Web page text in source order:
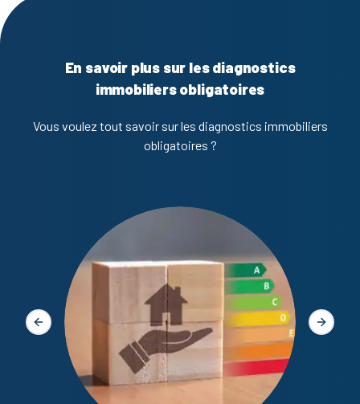
En savoir plus sur les diagnostics
immobiliers obligatoires
Vous voulez tout savoir sur les diagnostics immobiliers
obligatoires ?
Slide précédente Slide